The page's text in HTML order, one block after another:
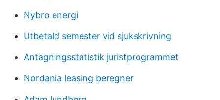
Nybro energi
Utbetald semester vid sjukskrivning
Antagningsstatistik juristprogrammet
Nordania leasing beregner